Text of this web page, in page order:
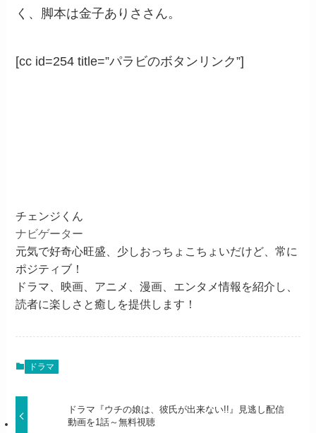
く、脚本は金子ありささん。
[cc id=254 title=”パラビのボタンリンク”]
チェンジくん
ナビゲーター
元気で好奇心旺盛、少しおっちょこちょいだけど、常に
ポジティブ！
ドラマ、映画、アニメ、漫画、エンタメ情報を紹介し、
読者に楽しさと癒しを提供します！
ドラマ
ドラマ『ウチの娘は、彼氏が出来ない!!』見逃し配信
動画を1話～無料視聴